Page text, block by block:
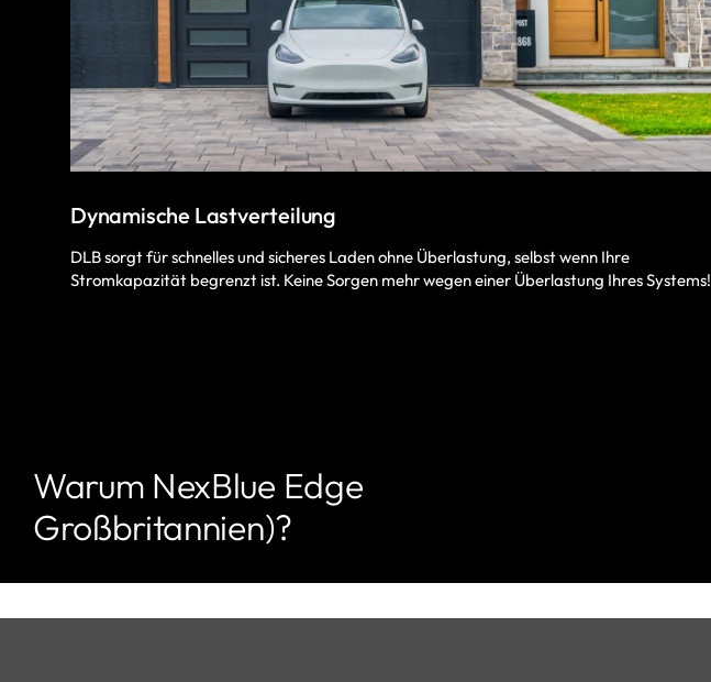
Dynamische Lastverteilung
DLB sorgt für schnelles und sicheres Laden ohne Überlastung, selbst wenn Ihre
Stromkapazität begrenzt ist. Keine Sorgen mehr wegen einer Überlastung Ihres Systems!
Warum NexBlue Edge
Großbritannien)?